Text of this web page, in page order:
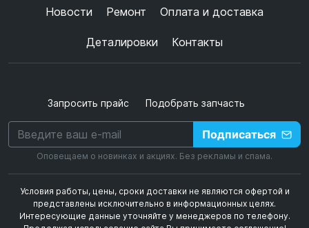
Новости Ремонт Оплата и доставка
Деталировки Контакты
Запросить прайс Подобрать запчасть
Подписаться
Оповещаем о новинках и акциях. Без рекламы и спама.
Условия работы, цены, сроки доставки не являются офертой и
представлены исключительно в информационных целях.
Интересующие данные уточняйте у менеджеров по телефону.